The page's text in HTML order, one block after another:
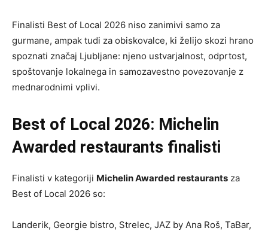
Finalisti Best of Local 2026 niso zanimivi samo za
gurmane, ampak tudi za obiskovalce, ki želijo skozi hrano
spoznati značaj Ljubljane: njeno ustvarjalnost, odprtost,
spoštovanje lokalnega in samozavestno povezovanje z
mednarodnimi vplivi.
Best of Local 2026: Michelin
Awarded restaurants finalisti
Finalisti v kategoriji Michelin Awarded restaurants za
Best of Local 2026 so:
Landerik, Georgie bistro, Strelec, JAZ by Ana Roš, TaBar,